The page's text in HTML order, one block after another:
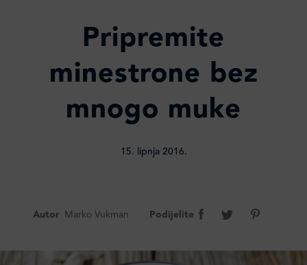
Pripremite
minestrone bez
mnogo muke
15. lipnja 2016.
Autor Marko Vukman Podijelite